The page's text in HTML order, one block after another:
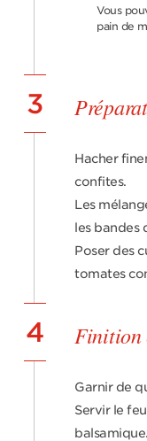
Vous
pain de
3
Hacher
confites.
Les
les bandes
Poser des
tomates
4 Finition
Garnir de
Servir le
balsamique.